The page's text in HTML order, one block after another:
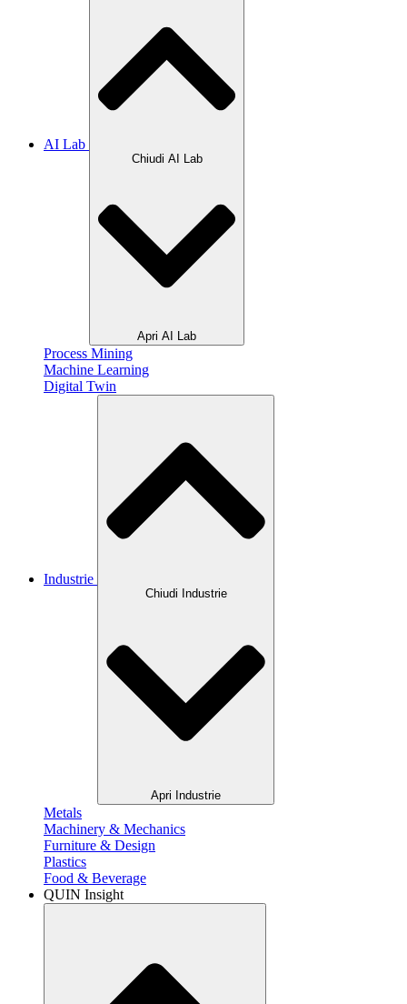
AI Lab
Chiudi AI Lab
Apri AI Lab
Process Mining
Machine Learning
Digital Twin
Industrie
Chiudi Industrie
Apri Industrie
Metals​
Machinery & Mechanics
Furniture & Design
Plastics​
Food & Beverage​
QUIN Insight